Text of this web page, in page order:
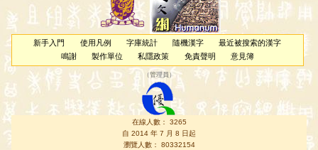
新手入門 使用凡例 字庫統計 隨機漢字
最近被搜索的漢字
鳴謝
製作單位 私隱政策 免責聲明 意見簿
（管理員 ）
在線人數： 3265
自 2014 年 7 月 8 日起
瀏覽人數： 80332154